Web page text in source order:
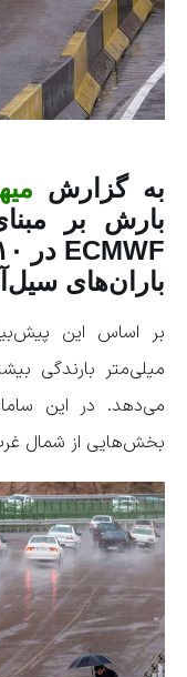
به گزارش
باران‌های
میلی‌متر بارندگی
می‌دهد. در این
بخش‌هایی از شمال